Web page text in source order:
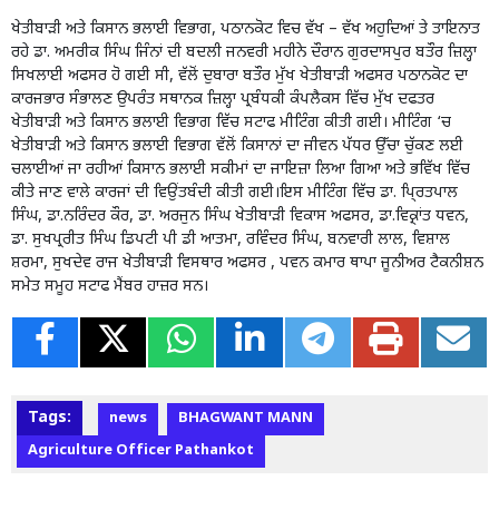
ਖੇਤੀਬਾੜੀ ਅਤੇ ਕਿਸਾਨ ਭਲਾਈ ਵਿਭਾਗ, ਪਠਾਨਕੋਟ ਵਿਚ ਵੱਖ – ਵੱਖ ਅਹੁਦਿਆਂ ਤੇ ਤਾਇਨਾਤ
ਰਹੇ ਡਾ. ਅਮਰੀਕ ਸਿੰਘ ਜਿੰਨਾਂ ਦੀ ਬਦਲੀ ਜਨਵਰੀ ਮਹੀਨੇ ਦੌਰਾਨ ਗੁਰਦਾਸਪੁਰ ਬਤੌਰ ਜ਼ਿਲ੍ਹਾ
ਸਿਖਲਾਈ ਅਫਸਰ ਹੋ ਗਈ ਸੀ, ਵੱਲੋਂ ਦੁਬਾਰਾ ਬਤੌਰ ਮੁੱਖ ਖੇਤੀਬਾੜੀ ਅਫਸਰ ਪਠਾਨਕੋਟ ਦਾ
ਕਾਰਜਭਾਰ ਸੰਭਾਲਣ ਉਪਰੰਤ ਸਥਾਨਕ ਜ਼ਿਲ੍ਹਾ ਪ੍ਰਬੰਧਕੀ ਕੰਪਲੈਕਸ ਵਿੱਚ ਮੁੱਖ ਦਫਤਰ
ਖੇਤੀਬਾੜੀ ਅਤੇ ਕਿਸਾਨ ਭਲਾਈ ਵਿਭਾਗ ਵਿੱਚ ਸਟਾਫ ਮੀਟਿੰਗ ਕੀਤੀ ਗਈ। ਮੀਟਿੰਗ ‘ਚ
ਖੇਤੀਬਾੜੀ ਅਤੇ ਕਿਸਾਨ ਭਲਾਈ ਵਿਭਾਗ ਵੱਲੋਂ ਕਿਸਾਨਾਂ ਦਾ ਜੀਵਨ ਪੱਧਰ ਉੱਚਾ ਚੁੱਕਣ ਲਈ
ਚਲਾਈਆਂ ਜਾ ਰਹੀਆਂ ਕਿਸਾਨ ਭਲਾਈ ਸਕੀਮਾਂ ਦਾ ਜਾਇਜ਼ਾ ਲਿਆ ਗਿਆ ਅਤੇ ਭਵਿੱਖ ਵਿੱਚ
ਕੀਤੇ ਜਾਣ ਵਾਲੇ ਕਾਰਜਾਂ ਦੀ ਵਿਉਂਤਬੰਦੀ ਕੀਤੀ ਗਈ।ਇਸ ਮੀਟਿੰਗ ਵਿੱਚ ਡਾ. ਪਿ੍ਰਤਪਾਲ
ਸਿੰਘ, ਡਾ.ਨਰਿੰਦਰ ਕੌਰ, ਡਾ. ਅਰਜੁਨ ਸਿੰਘ ਖੇਤੀਬਾੜੀ ਵਿਕਾਸ ਅਫਸਰ, ਡਾ.ਵਿਕ੍ਰਾਂਤ ਧਵਨ,
ਡਾ. ਸੁਖਪ੍ਰਰੀਤ ਸਿੰਘ ਡਿਪਟੀ ਪੀ ਡੀ ਆਤਮਾ, ਰਵਿੰਦਰ ਸਿੰਘ, ਬਨਵਾਰੀ ਲਾਲ, ਵਿਸ਼ਾਲ
ਸ਼ਰਮਾ, ਸੁਖਦੇਵ ਰਾਜ ਖੇਤੀਬਾੜੀ ਵਿਸਥਾਰ ਅਫਸਰ , ਪਵਨ ਕਮਾਰ ਥਾਪਾ ਜੂਨੀਅਰ ਟੈਕਨੀਸ਼ਨ
ਸਮੇਤ ਸਮੂਹ ਸਟਾਫ ਮੈਂਬਰ ਹਾਜ਼ਰ ਸਨ।
Tags: news
BHAGWANT MANN
Agriculture Officer Pathankot